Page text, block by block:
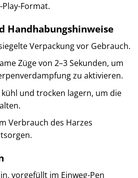
Format.
Handhabungshinweise
Verpackung vor Gebrauch.
Züge von 2–3 Sekunden, um
zu aktivieren.
und trocken lagern, um die
Verbrauch des Harzes
vorgefüllt im Einweg-Pen